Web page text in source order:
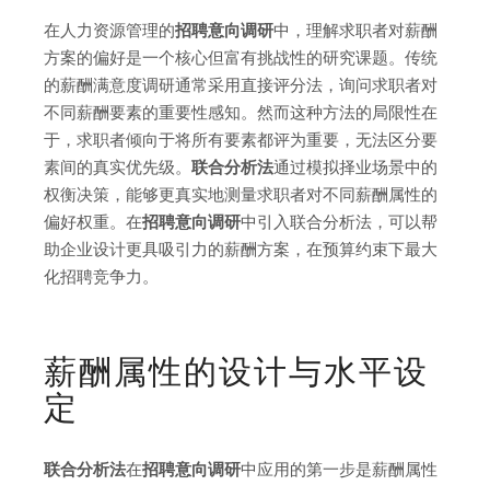
在人力资源管理的招聘意向调研中，理解求职者对薪酬
方案的偏好是一个核心但富有挑战性的研究课题。传统
的薪酬满意度调研通常采用直接评分法，询问求职者对
不同薪酬要素的重要性感知。然而这种方法的局限性在
于，求职者倾向于将所有要素都评为重要，无法区分要
素间的真实优先级。 联合分析法通过模拟择业场景中的
权衡决策，能够更真实地测量求职者对不同薪酬属性的
偏好权重。在招聘意向调研中引入联合分析法，可以帮
助企业设计更具吸引力的薪酬方案，在预算约束下最大
化招聘竞争力。
薪酬属性的设计与水平设
定
联合分析法在招聘意向调研中应用的第一步是薪酬属性